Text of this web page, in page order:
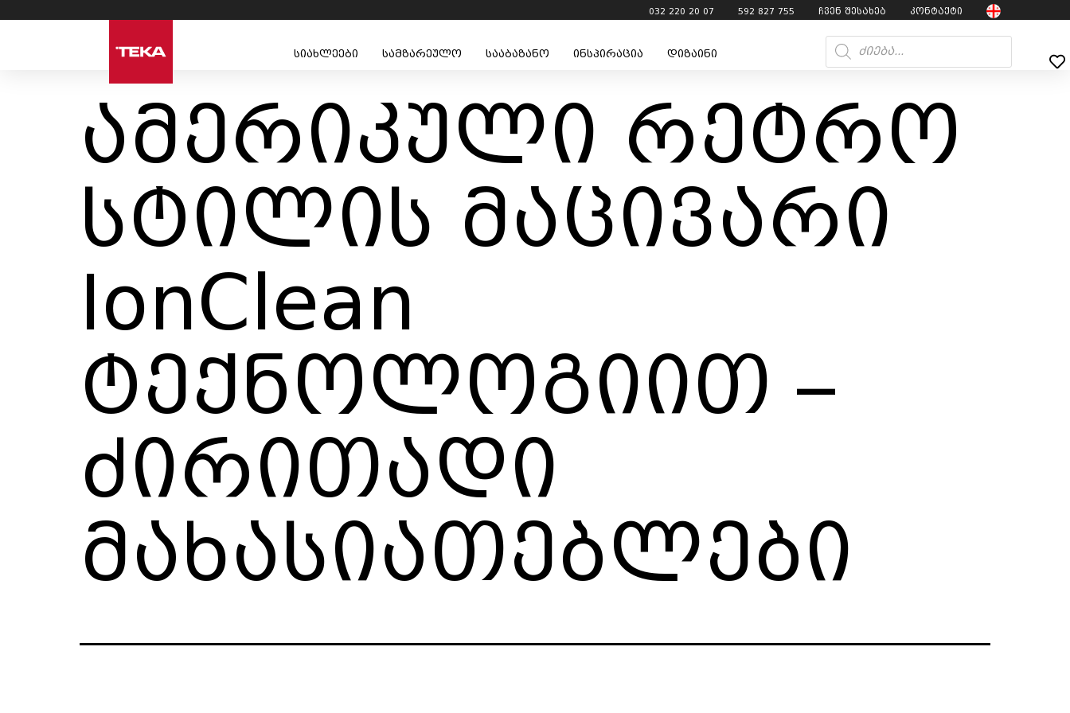
032 220 20 07 592 827 755 ჩვენ შესახებ კონტაქტი
სიახლეები სამზარეულო სააბაზანო ინსპირაცია დიზაინი
ამერიკული რეტრო
სტილის მაცივარი
IonClean
ტექნოლოგიით –
ძირითადი
მახასიათებლები